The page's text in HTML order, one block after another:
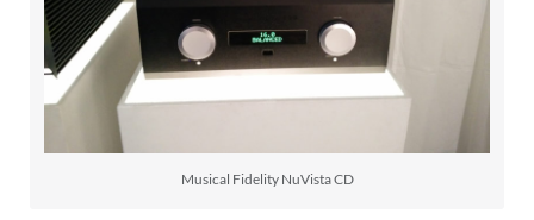
Musical Fidelity NuVista CD